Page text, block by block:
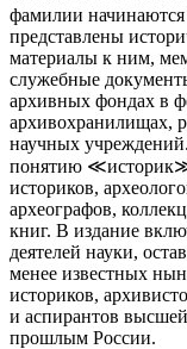
фамилии
представлены
материалы к ним,
служебные
архивных фондах в
архивохранилищах,
научных
понятию ≪историк≫:
историков,
археографов,
книг. В издание
деятелей науки,
менее известных
историков,
и аспирантов
прошлым России.